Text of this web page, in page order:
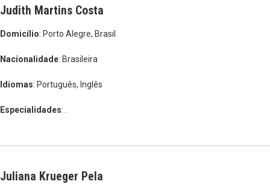
Judith Martins Costa
Domicílio: Porto Alegre, Brasil
Nacionalidade: Brasileira
Idiomas: Português, Inglês
Especialidades: .
Juliana Krueger Pela